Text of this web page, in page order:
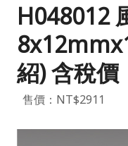
H048012
紹) 含稅價
售價：NT$2911